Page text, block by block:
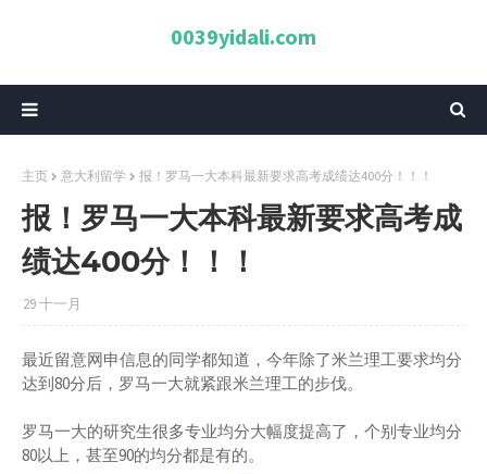
0039yidali.com
主页 意大利留学 报！罗马一大本科最新要求高考成绩达400分！！！
报！罗马一大本科最新要求高考成
绩达400分！！！
29 十一月
最近留意网申信息的同学都知道，今年除了米兰理工要求均分
达到80分后，罗马一大就紧跟米兰理工的步伐。
罗马一大的研究生很多专业均分大幅度提高了，个别专业均分
80以上，甚至90的均分都是有的。